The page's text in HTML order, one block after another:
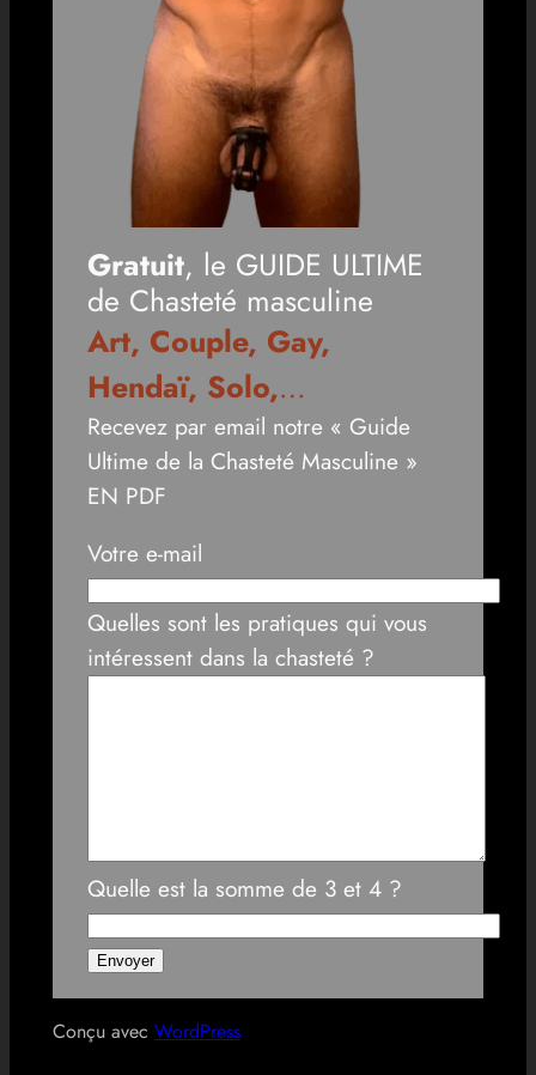
Gratuit, le GUIDE ULTIME
de Chasteté masculine
Art, Couple, Gay,
Hendaï, Solo,…
Recevez par email notre « Guide
Ultime de la Chasteté Masculine »
EN PDF
Votre e-mail
Quelles sont les pratiques qui vous
intéressent dans la chasteté ?
Quelle est la somme de 3 et 4 ?
Conçu avec WordPress